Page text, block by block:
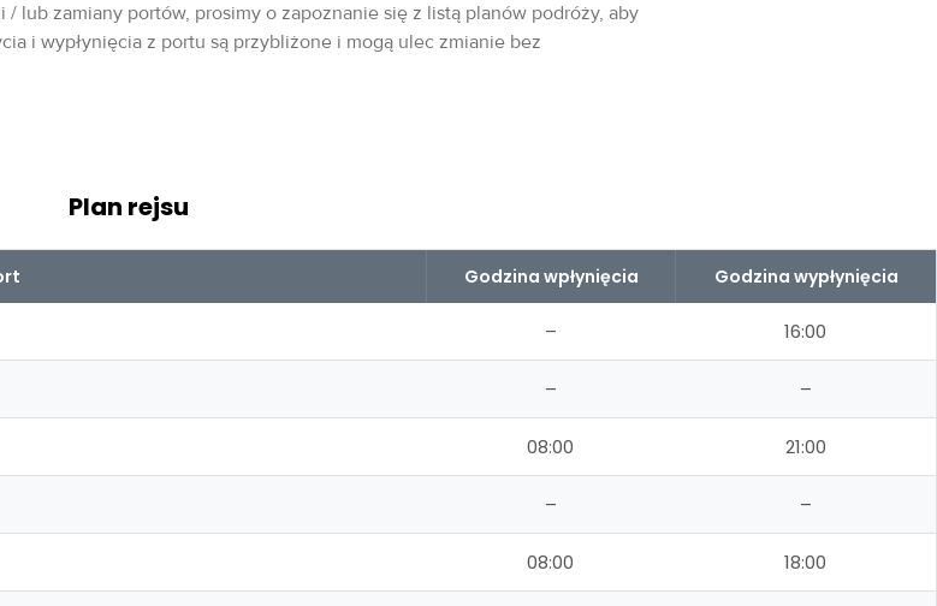
lub zamiany portów, prosimy o zapoznanie się z listą planów podróży, aby
i wypłynięcia z portu są przybliżone i mogą ulec zmianie bez
Plan rejsu
Godzina wpłynięcia Godzina wypłynięcia
– 16:00
– –
08:00 21:00
– –
08:00 18:00